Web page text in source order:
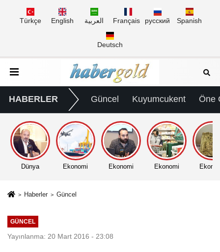
Türkçe English العربية Français русский Spanish
Deutsch
HABERLER Güncel Kuyumcukent Öne
Dünya Ekonomi Ekonomi Ekonomi
Haberler Güncel
GÜNCEL
Yayınlanma: 20 Mart 2016 - 23:08